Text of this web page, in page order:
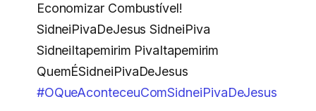
Economizar Combustível!
SidneiPivaDeJesus SidneiPiva
SidneiItapemirim PivaItapemirim
QuemÉSidneiPivaDeJesus
#OQueAconteceuComSidneiPivaDeJesus